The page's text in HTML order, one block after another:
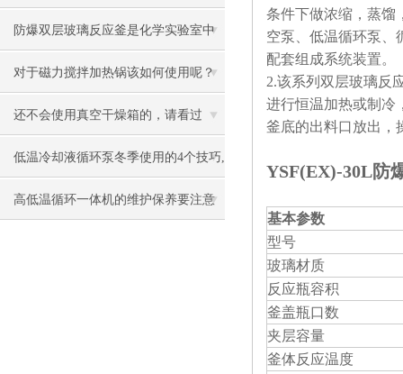
事项
防爆双层玻璃反应釜是化学实验室中
常用的装备之一
对于磁力搅拌加热锅该如何使用呢？
请看下文！
还不会使用真空干燥箱的，请看过
来！
低温冷却液循环泵冬季使用的4个技巧,
你学会了吗?
高低温循环一体机的维护保养要注意
条件下做浓缩，蒸馏
空泵、低温循环泵、
配套组成系统装置。
2.该系列双层玻璃反
进行恒温加热或制冷
釜底的出料口放出，
YSF(EX)-30L防
基本参数
型号
玻璃材质
反应瓶容积
釜盖瓶口数
夹层容量
釜体反应温度